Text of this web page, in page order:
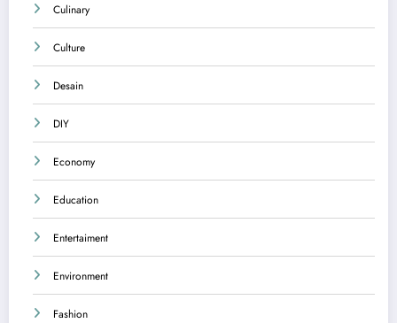
Culinary
Culture
Desain
DIY
Economy
Education
Entertaiment
Environment
Fashion